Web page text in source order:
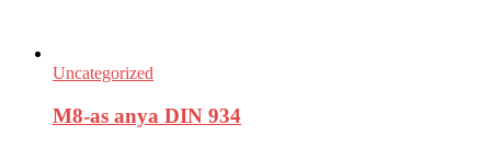
Uncategorized
M8-as anya DIN 934